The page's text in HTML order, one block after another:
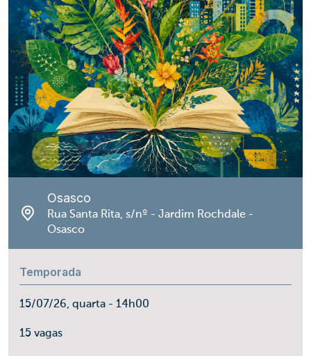
Osasco
Rua Santa Rita, s/nº - Jardim Rochdale -
Osasco
Temporada
15/07/26, quarta - 14h00
15 vagas